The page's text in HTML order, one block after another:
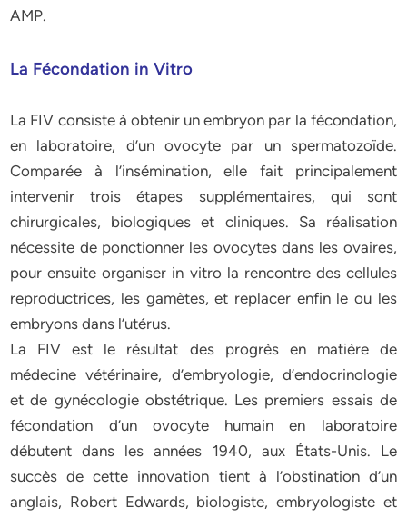
AMP.
La Fécondation in Vitro
La FIV consiste à obtenir un embryon par la fécondation,
en laboratoire, d’un ovocyte par un spermatozoïde.
Comparée à l’insémination, elle fait principalement
intervenir trois étapes supplémentaires, qui sont
chirurgicales, biologiques et cliniques. Sa réalisation
nécessite de ponctionner les ovocytes dans les ovaires,
pour ensuite organiser in vitro la rencontre des cellules
reproductrices, les gamètes, et replacer enfin le ou les
embryons dans l’utérus.
La FIV est le résultat des progrès en matière de
médecine vétérinaire, d’embryologie, d’endocrinologie
et de gynécologie obstétrique. Les premiers essais de
fécondation d’un ovocyte humain en laboratoire
débutent dans les années 1940, aux États-Unis. Le
succès de cette innovation tient à l’obstination d’un
anglais, Robert Edwards, biologiste, embryologiste et